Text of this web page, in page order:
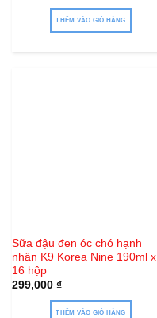
THÊM VÀO GIỎ HÀNG
Sữa đậu đen óc chó hạnh
nhân K9 Korea Nine 190ml x
16 hộp
299,000 ₫
THÊM VÀO GIỎ HÀNG